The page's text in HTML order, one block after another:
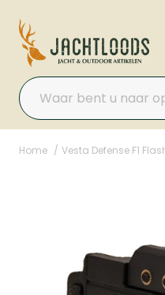
Home Vesta Defense F1